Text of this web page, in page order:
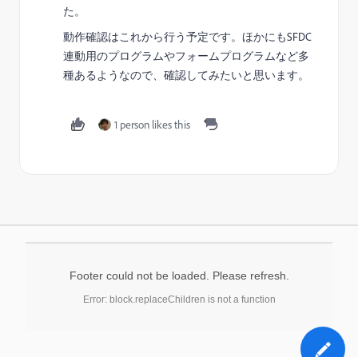
た。
動作確認はこれから行う予定です。ほかにもSFDC
連動用のプログラムやフォームプログラムなど多
種あるようなので、確認してみたいと思います。
1 person likes this
Footer could not be loaded. Please refresh.
Error: block.replaceChildren is not a function